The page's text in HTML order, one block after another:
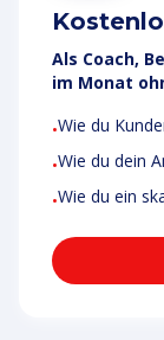
Als Coach,
im Monat
•Wie du
•Wie du dein
•Wie du ein